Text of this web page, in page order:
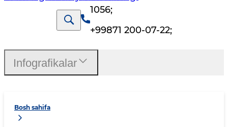
1056;
+99871 200-07-22;
Bosh sahifa
Infografikalar